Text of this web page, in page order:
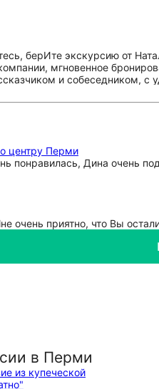
берИте экскурсию от
мгновенное
и собеседником, с
к родному краю покорила
сезон.
центру Перми
понравилась, Дина очень
очень приятно, что Вы
в Перми